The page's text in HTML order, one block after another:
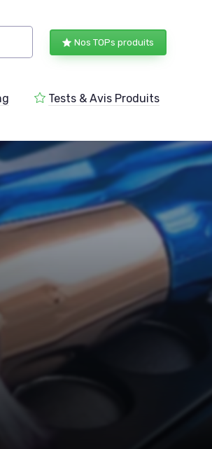
Nos TOPs produits
Tests & Avis Produits